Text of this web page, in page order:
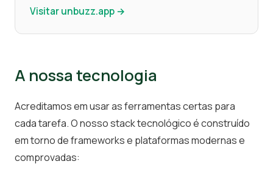
Visitar unbuzz.app →
A nossa tecnologia
Acreditamos em usar as ferramentas certas para
cada tarefa. O nosso stack tecnológico é construído
em torno de frameworks e plataformas modernas e
comprovadas: